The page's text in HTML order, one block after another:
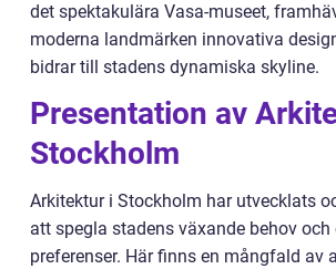
det spektakulära Vasa-museet,
moderna landmärken innovativa
bidrar till stadens dynamiska skyline.
Presentation av
Stockholm
Arkitektur i Stockholm har utvecklats
att spegla stadens växande behov och
preferenser. Här finns en mångfald av